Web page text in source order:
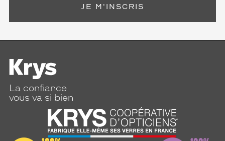
techniques
JE M'INSCRIS
La confiance
vous va si bien